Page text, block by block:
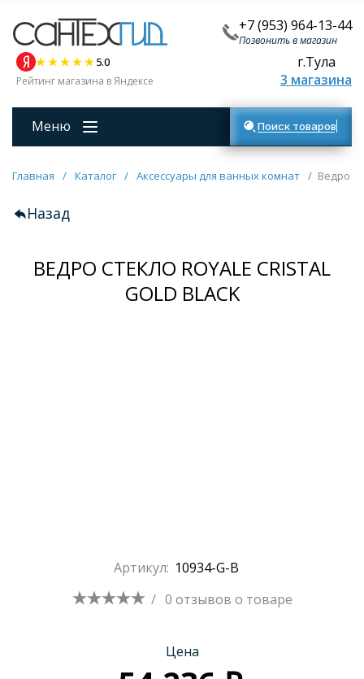
+7 (953) 964-13-44
Позвонить в магазин
5.0
Рейтинг магазина в Яндексе
г.Тула
3 магазина
Меню Поиск товаров
Главная / Каталог / Аксессуары для ванных комнат / Ведро
Назад
ВЕДРО СТЕКЛО ROYALE CRISTAL
GOLD BLACK
Артикул: 10934-G-B
/ 0 отзывов о товаре
Цена